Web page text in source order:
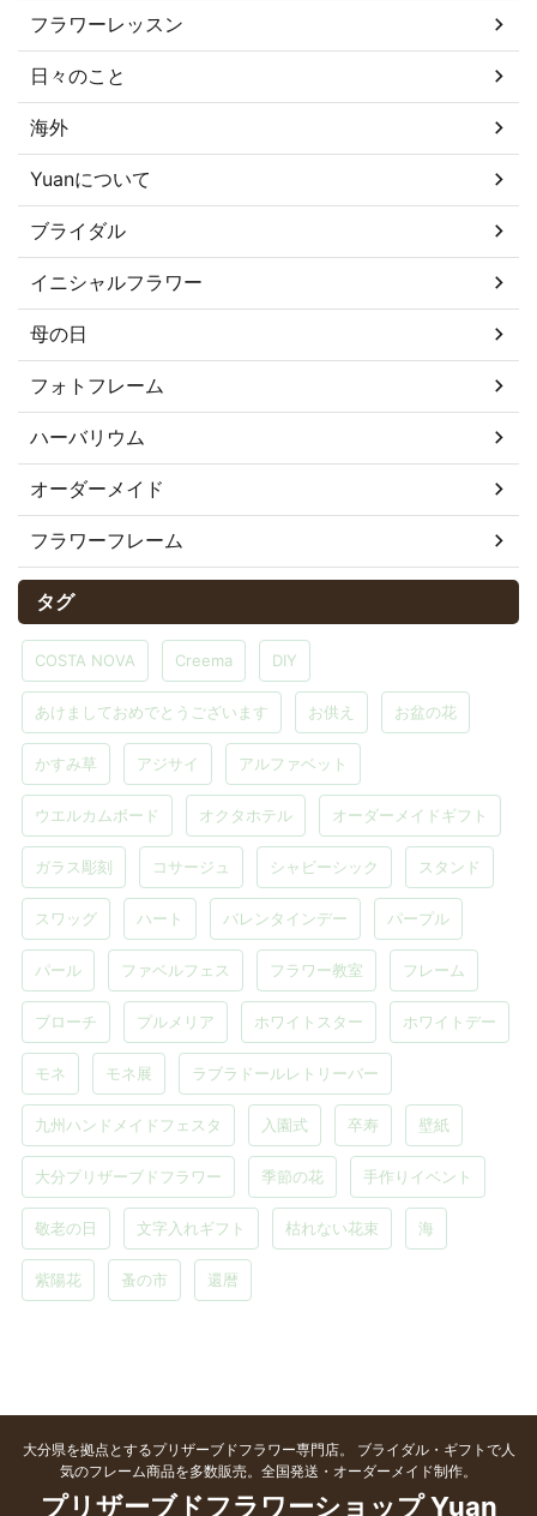
フラワーレッスン
日々のこと
海外
Yuanについて
ブライダル
イニシャルフラワー
母の日
フォトフレーム
ハーバリウム
オーダーメイド
フラワーフレーム
タグ
COSTA NOVA Creema DIY
あけましておめでとうございます お供え お盆の花
かすみ草 アジサイ アルファベット
ウエルカムボード オクタホテル オーダーメイドギフト
ガラス彫刻 コサージュ シャビーシック スタンド
スワッグ ハート バレンタインデー パープル
パール ファベルフェス フラワー教室 フレーム
ブローチ プルメリア ホワイトスター ホワイトデー
モネ モネ展 ラブラドールレトリーバー
九州ハンドメイドフェスタ 入園式 卒寿 壁紙
大分プリザーブドフラワー 季節の花 手作りイベント
敬老の日 文字入れギフト 枯れない花束 海
紫陽花 蚤の市 還暦
大分県を拠点とするプリザーブドフラワー専門店。 ブライダル・ギフトで人
気のフレーム商品を多数販売。全国発送・オーダーメイド制作。
プリザーブドフラワーショップ Yuan